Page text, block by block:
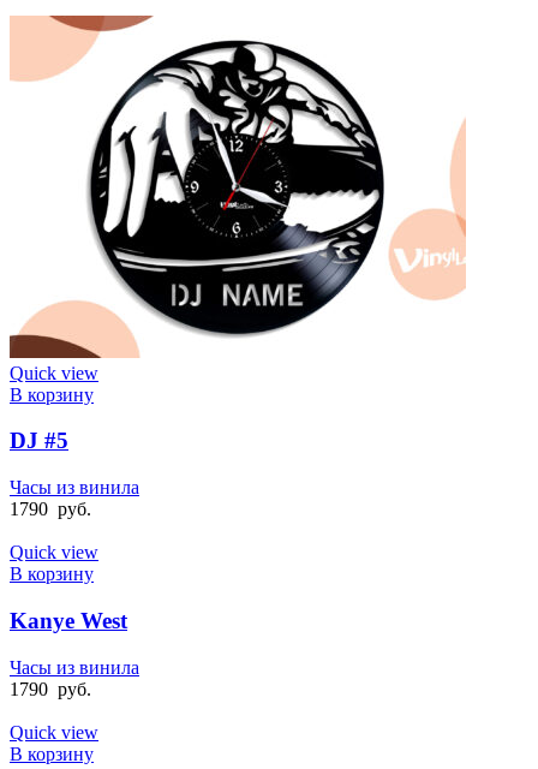
Quick view
В корзину
DJ #5
Часы из винила
1790 руб.
Quick view
В корзину
Kanye West
Часы из винила
1790 руб.
Quick view
В корзину